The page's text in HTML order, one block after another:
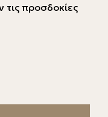
τις προσδοκίες